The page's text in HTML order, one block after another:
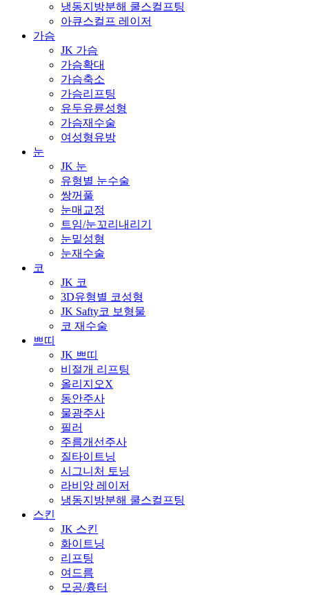
냉동지방분해 쿨스컬프팅
아큐스컬프 레이저
가슴
JK 가슴
가슴확대
가슴축소
가슴리프팅
유두유륜성형
가슴재수술
여성형유방
눈
JK 눈
유형별 눈수술
쌍꺼풀
눈매교정
트임/눈꼬리내리기
눈밑성형
눈재수술
코
JK 코
3D유형별 코성형
JK Safty코 보형물
코 재수술
쁘띠
JK 쁘띠
비절개 리프팅
올리지오X
동안주사
물광주사
필러
주름개선주사
질타이트닝
시그니처 토닝
라비앙 레이저
냉동지방분해 쿨스컬프팅
스킨
JK 스킨
화이트닝
리프팅
여드름
모공/흉터